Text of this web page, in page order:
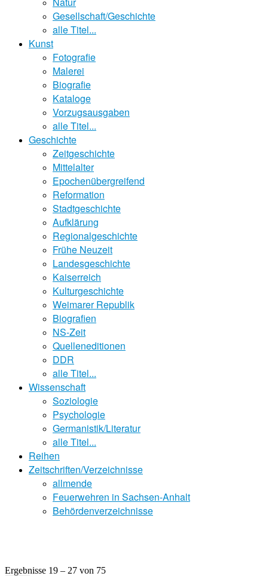
Gesellschaft/Geschichte
alle Titel...
Kunst
Fotografie
Malerei
Biografie
Kataloge
Vorzugsausgaben
alle Titel...
Geschichte
Zeitgeschichte
Mittelalter
Epochenübergreifend
Reformation
Stadtgeschichte
Aufklärung
Regionalgeschichte
Frühe Neuzeit
Landesgeschichte
Kaiserreich
Kulturgeschichte
Weimarer Republik
Biografien
NS-Zeit
Quelleneditionen
DDR
alle Titel...
Wissenschaft
Soziologie
Psychologie
Germanistik/Literatur
alle Titel...
Reihen
Zeitschriften/Verzeichnisse
allmende
Feuerwehren in Sachsen-Anhalt
Behördenverzeichnisse
Ergebnisse 19 – 27 von 75